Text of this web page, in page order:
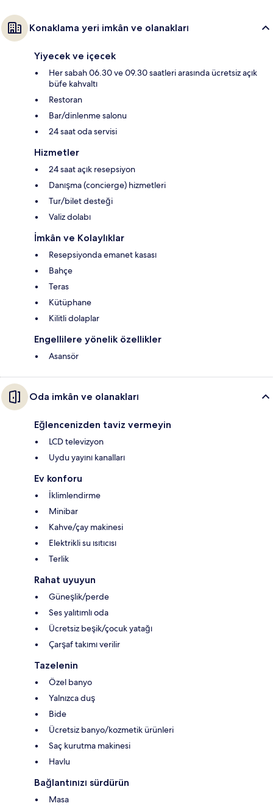
Konaklama yeri imkân ve olanakları
Yiyecek ve içecek
Her sabah 06.30 ve 09.30 saatleri arasında ücretsiz açık
büfe kahvaltı
Restoran
Bar/dinlenme salonu
24 saat oda servisi
Hizmetler
24 saat açık resepsiyon
Danışma (concierge) hizmetleri
Tur/bilet desteği
Valiz dolabı
İmkân ve Kolaylıklar
Resepsiyonda emanet kasası
Bahçe
Teras
Kütüphane
Kilitli dolaplar
Engellilere yönelik özellikler
Asansör
Oda imkân ve olanakları
Eğlencenizden taviz vermeyin
LCD televizyon
Uydu yayını kanalları
Ev konforu
İklimlendirme
Minibar
Kahve/çay makinesi
Elektrikli su ısıtıcısı
Terlik
Rahat uyuyun
Güneşlik/perde
Ses yalıtımlı oda
Ücretsiz beşik/çocuk yatağı
Çarşaf takımı verilir
Tazelenin
Özel banyo
Yalnızca duş
Bide
Ücretsiz banyo/kozmetik ürünleri
Saç kurutma makinesi
Havlu
Bağlantınızı sürdürün
Masa